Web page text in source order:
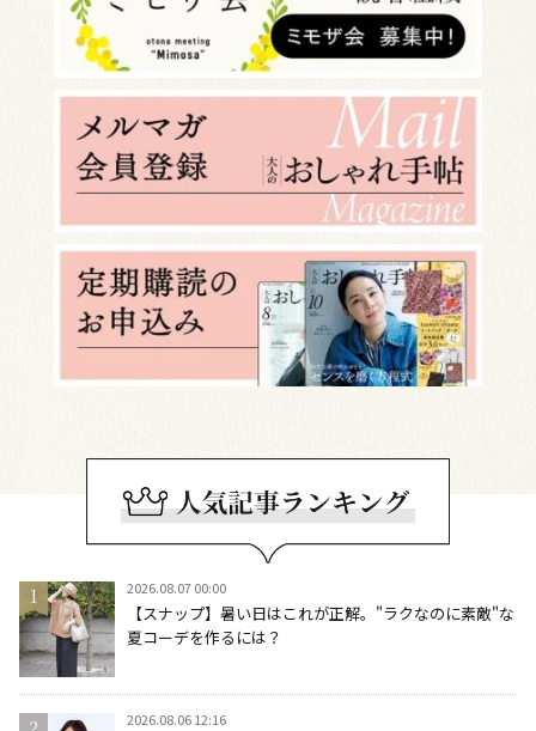
2026.08.07 00:00
【スナップ】暑い日はこれが正解。"ラクなのに素敵"な
夏コーデを作るには？
2026.08.06 12:16